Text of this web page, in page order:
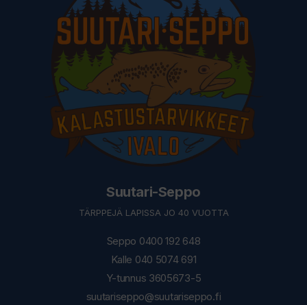
Suutari-Seppo
TÄRPPEJÄ LAPISSA JO 40 VUOTTA
Seppo 0400 192 648
Kalle 040 5074 691
Y-tunnus 3605673-5
suutariseppo@suutariseppo.fi